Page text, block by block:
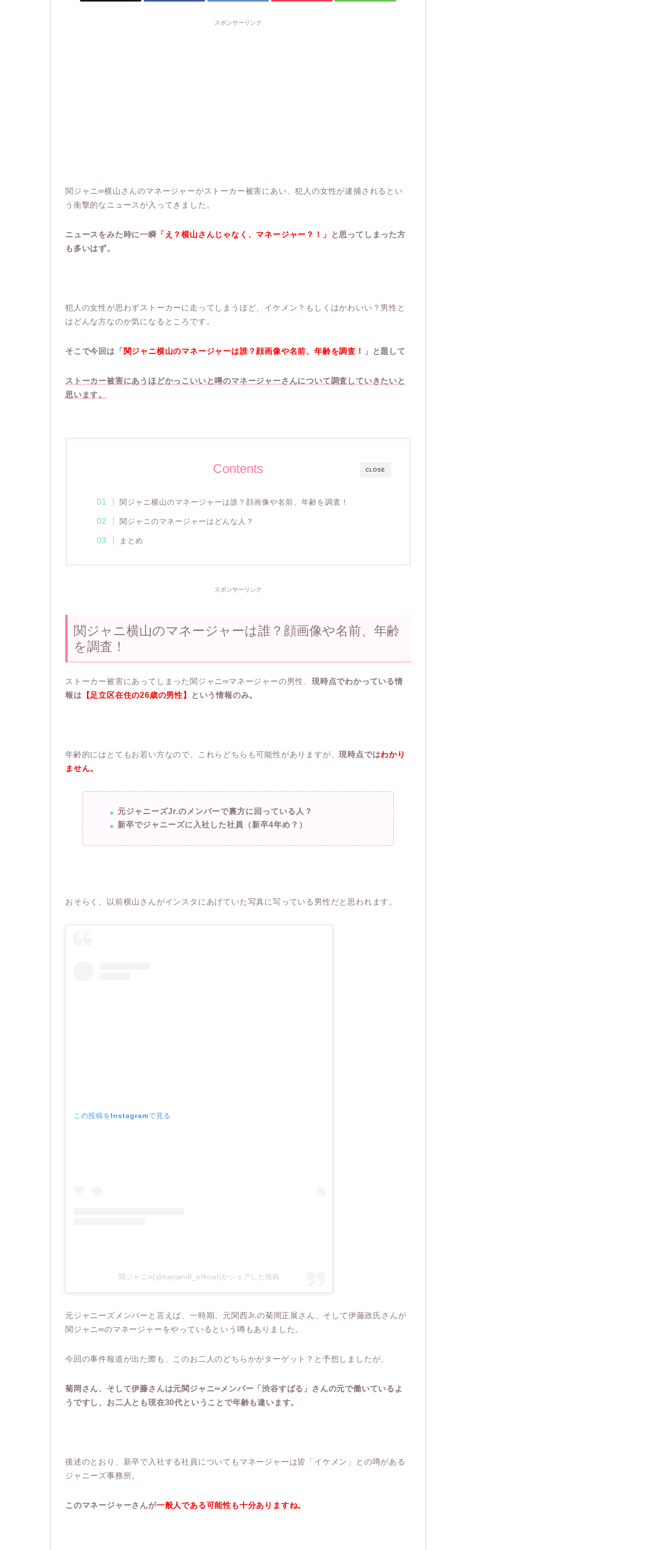
スポンサーリンク
関ジャニ∞横山さんのマネージャーがストーカー被害にあい、犯人の女性が逮捕されるとい
う衝撃的なニュースが入ってきました。
ニュースをみた時に一瞬 「え？横山さんじゃなく、マネージャー？！」
と思ってしまった方
も多いはず。
犯人の女性が思わずストーカーに走ってしまうほど、イケメン？もしくはかわいい？男性と
はどんな方なのか気になるところです。
そこで今回は「 関ジャニ横山のマネージャーは誰？顔画像や名前、年齢を調査！ 」と題して
ストーカー被害にあうほどかっこいいと噂のマネージャーさんについて調査していきたいと
思います。
CLOSE
Contents
関ジャニ横山のマネージャーは誰？顔画像や名前、年齢を調査！
関ジャニのマネージャーはどんな人？
まとめ
スポンサーリンク
関ジャニ横山のマネージャーは誰？顔画像や名前、年齢
を調査！
ストーカー被害にあってしまった関ジャニ∞マネージャーの男性、 現時点でわかっている情
報は 【足立区在住の26歳の男性】 という情報のみ。
年齢的にはとてもお若い方なので、これらどちらも可能性がありますが、現時点ではわかり
ません。
元ジャニーズJr.のメンバーで裏方に回っている人？
新卒でジャニーズに入社した社員（新卒4年め？）
おそらく、以前横山さんがインスタにあげていた写真に写っている男性だと思われます。
この投稿をInstagramで見る
関ジャニ∞(@kanjani8_official)がシェアした投稿
元ジャニーズメンバーと言えば、一時期、元関西Jr.の菊岡正展さん、そして伊藤政氏さんが
関ジャニ∞のマネージャーをやっているという噂もありました。
今回の事件報道が出た際も、このお二人のどちらかがターゲット？と予想しましたが、
菊岡さん、そして伊藤さんは元関ジャニ∞メンバー「渋谷すばる」さんの元で働いているよ
うですし、お二人とも現在30代ということで年齢も違います。
後述のとおり、新卒で入社する社員についてもマネージャーは皆「イケメン」との噂がある
ジャニーズ事務所。
このマネージャーさんが一般人である可能性も十分ありますね。